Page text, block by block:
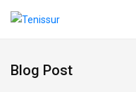
Blog Post